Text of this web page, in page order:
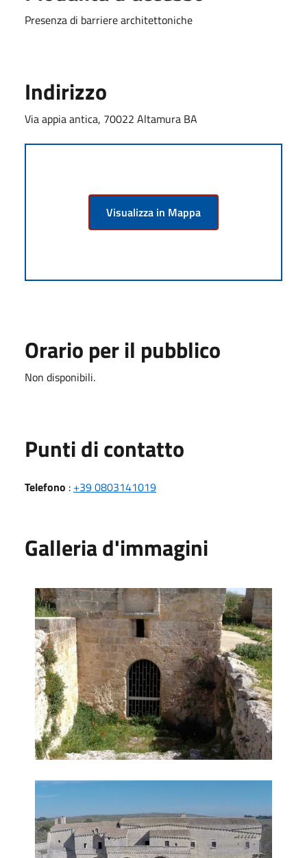
Presenza di barriere architettoniche
Indirizzo
Via appia antica, 70022 Altamura BA
Visualizza in Mappa
Orario per il pubblico
Non disponibili.
Punti di contatto
Telefono : +39 0803141019
Galleria d'immagini
Esterno della cripta
Esterni